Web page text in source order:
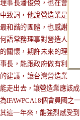
理事長潘俊榮，也在會
中致詞，他說營造業是
最和諧的團體，也感謝
何語常務理事對營造人
的關懷， 期許未來的理
事長，能跟政府做有利
的建議，讓台灣營造業
能走出去，讓營造業應該
為IFAWPCA18個會員國之
其這一年來，能強烈感受